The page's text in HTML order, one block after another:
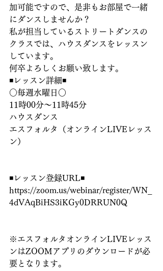
加可能ですので、是非もお部屋で一緒
にダンスしませんか？
私が担当しているストリートダンスの
クラスでは、ハウスダンスをレッスン
しています。
何卒よろしくお願い致します。
◾️レッスン詳細◾️
○毎週水曜日○
11時00分〜11時45分
ハウスダンス
エスフォルタ（オンラインLIVEレッス
ン）
◾️レッスン登録URL◾️
https://zoom.us/webinar/register/WN_
4dVAqBiHS3iKGy0DRRUN0Q
※エスフォルタオンラインLIVEレッス
ンはZOOMアプリのダウンロードが必
要となります。